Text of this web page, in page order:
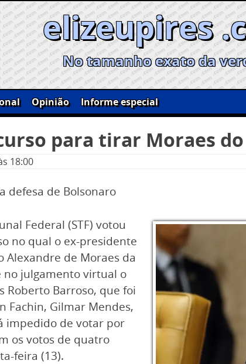
elizeupires
No tamanho exato da
Opinião
Informe especial
para tirar Moraes
18:00
defesa de Bolsonaro
Federal (STF) votou
no qual o ex-presidente
Alexandre de Moraes da
no julgamento virtual o
Roberto Barroso, que foi
Fachin, Gilmar Mendes,
impedido de votar por
os votos de quatro
feira (13).